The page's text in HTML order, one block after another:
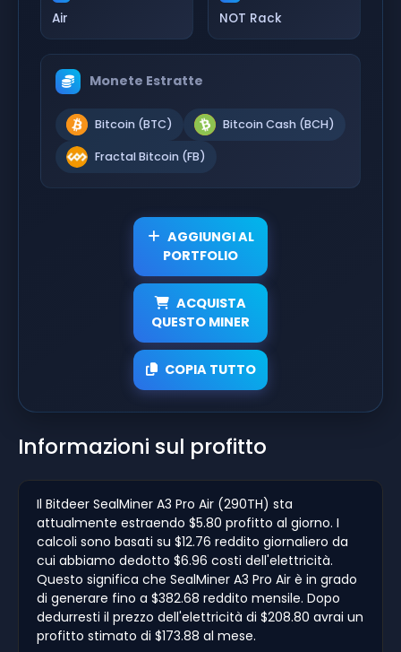
Air NOT Rack
Monete Estratte
Bitcoin (BTC) Bitcoin Cash (BCH)
Fractal Bitcoin (FB)
AGGIUNGI AL
PORTFOLIO
ACQUISTA
QUESTO MINER
COPIA TUTTO
Informazioni sul profitto
Il Bitdeer SealMiner A3 Pro Air (290TH) sta
attualmente estraendo $5.80 profitto al giorno. I
calcoli sono basati su $12.76 reddito giornaliero da
cui abbiamo dedotto $6.96 costi dell'elettricità.
Questo significa che SealMiner A3 Pro Air è in grado
di generare fino a $382.68 reddito mensile. Dopo
dedurresti il prezzo dell'elettricità di $208.80 avrai un
profitto stimato di $173.88 al mese.